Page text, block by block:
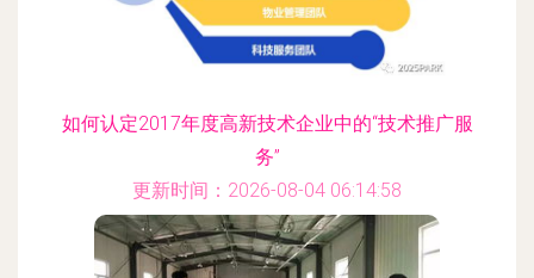
如何认定2017年度高新技术企业中的“技术推广服
务”
更新时间：2026-08-04 06:14:58